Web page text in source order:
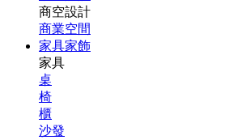
商空設計
商業空間
家具家飾
家具
桌
椅
櫃
沙發